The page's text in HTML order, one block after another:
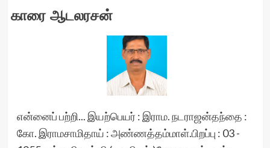
காரை ஆடலரசன்
என்னைப் பற்றி... இயற்பெயர் : இராம. நடராஜன்தந்தை :
கோ. இராமசாமிதாய் : அண்ணத்தம்மாள்.பிறப்பு : 03 -